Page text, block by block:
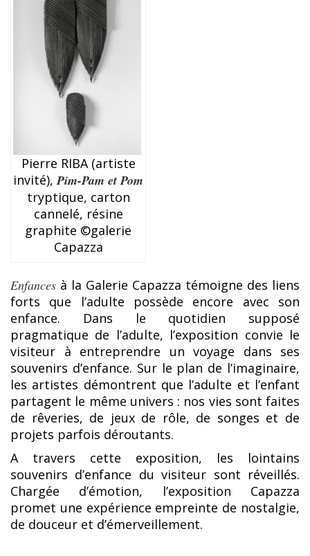
Pierre RIBA (artiste
invité),Pim-Pam et Pom
tryptique, carton
cannelé, résine
graphite ©galerie
Capazza
Enfances à la Galerie Capazza témoigne des liens
forts que l’adulte possède encore avec son
enfance. Dans le quotidien supposé
pragmatique de l’adulte, l’exposition convie le
visiteur à entreprendre un voyage dans ses
souvenirs d’enfance. Sur le plan de l’imaginaire,
les artistes démontrent que l’adulte et l’enfant
partagent le même univers : nos vies sont faites
de rêveries, de jeux de rôle, de songes et de
projets parfois déroutants.
A travers cette exposition, les lointains
souvenirs d’enfance du visiteur sont réveillés.
Chargée d’émotion, l’exposition Capazza
promet une expérience empreinte de nostalgie,
de douceur et d’émerveillement.